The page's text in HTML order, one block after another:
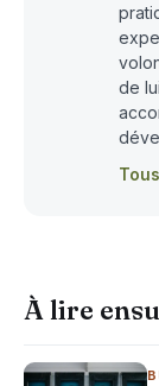
de
À lire